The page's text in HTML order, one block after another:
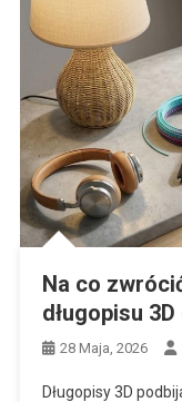
Na co
długopisu
28 Maja, 2026
Długopisy 3D